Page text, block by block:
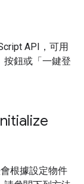
API，可用
按鈕或「一鍵登
根據設定物件